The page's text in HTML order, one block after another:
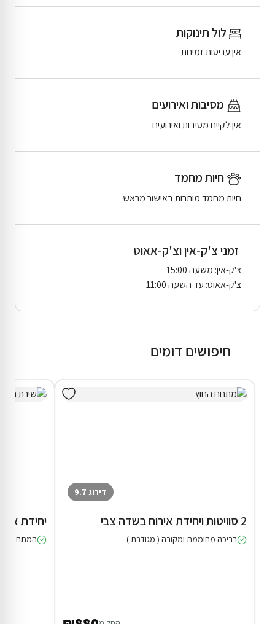
לול תינוקות
אין עריסות זמינות
מסיבות ואירועים
אין לקיים מסיבות ואירועים
חיות מחמד
חיות מחמד מותרות באישור מראש
זמני צ'ק-אין וצ'ק-אאוט
צ'ק-אין: משעה 15:00
צ'ק-אאוט: עד השעה 11:00
חיפושים דומים
דירוג 9.7
2 סוויטות ויחידת אירוח בשדה צבי
בריכה מחוממת ומקורה ( מגודרת )
יחידת
המתחם